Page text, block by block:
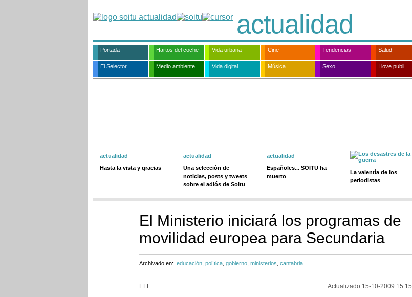
actualidad
Portada Hartos del coche Vida urbana Cine Tendencias Salud
El Selector Medio ambiente Vida digital Música Sexo I love publi
actualidad
Hasta la vista y gracias
actualidad
Una selección de
noticias, posts y tweets
sobre el adiós de Soitu
actualidad
Españoles... SOITU ha
muerto
La valentía de los
periodistas
El Ministerio iniciará los programas de
movilidad europea para Secundaria
Archivado en: educación política gobierno ministerios cantabria
EFE Actualizado 15-10-2009 15:15